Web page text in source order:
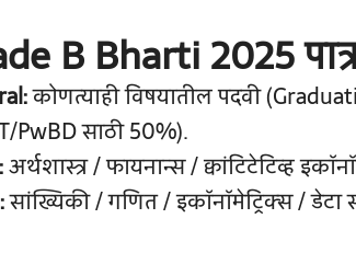
B Bharti 2025
कोणत्याही विषयातील पदवी
PwBD साठी 50%).
अर्थशास्त्र / फायनान्स / क्वांटिटेटिव्ह
सांख्यिकी / गणित / इकॉनॉमेट्रिक्स /